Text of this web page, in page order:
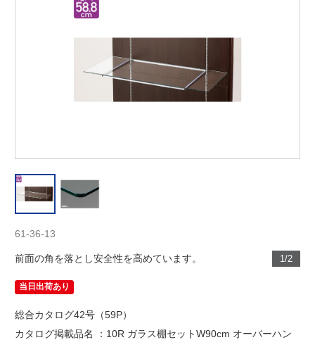
1/2
61-36-13
前面の角を落とし安全性を高めています。
当日出荷あり
総合カタログ42号（59P）
カタログ掲載品名 ：10R ガラス棚セットW90cm オーバーハン